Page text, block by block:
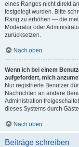
eines Ranges nicht direkt
festgelegt wurden. Bitte
Rang zu erhöhen — die
Moderator oder
zurücksetzen.
Nach oben
Wenn ich bei einem
aufgefordert, mich
Nur registrierte Benutzer
Nachrichten an andere
Administration
dieses Systems durch
Nach oben
Beiträge schreiben